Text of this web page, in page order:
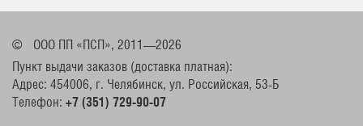
©
ООО ПП «ПСП», 2011—2026
Пункт выдачи заказов (доставка платная):
Адрес: 454006, г. Челябинск, ул. Российская, 53-Б
Телефон: +7 (351) 729-90-07